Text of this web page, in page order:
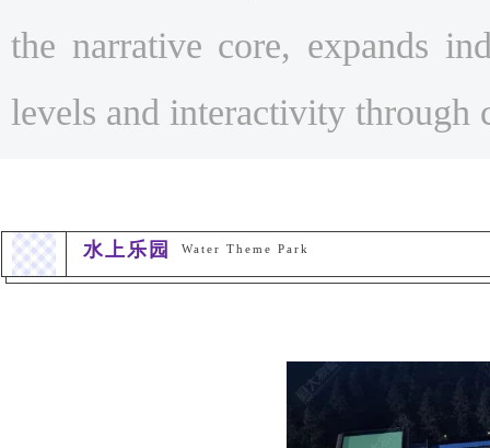
the narrative core, expands
levels and interactivity through
水上乐园 Water Theme Park